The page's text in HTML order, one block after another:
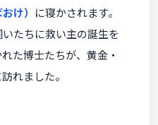
け） に寝かされます。
たちに救い主の誕生を
た博士たちが、黄金・
れました。